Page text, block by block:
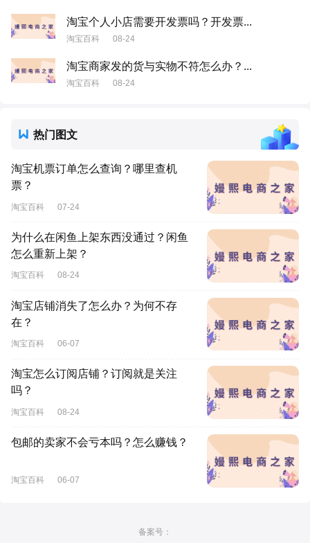
淘宝个人小店需要开发票吗？开发票...
淘宝百科 08-24
淘宝商家发的货与实物不符怎么办？...
淘宝百科 08-24
热门图文
淘宝机票订单怎么查询？哪里查机
票？
淘宝百科 07-24
为什么在闲鱼上架东西没通过？闲鱼
怎么重新上架？
淘宝百科 08-24
淘宝店铺消失了怎么办？为何不存
在？
淘宝百科 06-07
淘宝怎么订阅店铺？订阅就是关注
吗？
淘宝百科 08-24
包邮的卖家不会亏本吗？怎么赚钱？
淘宝百科 06-07
备案号：